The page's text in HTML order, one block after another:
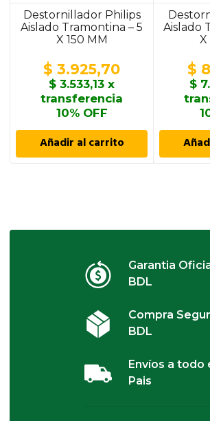
Destornillador Philips
Aislado Tramontina – 5
X 150 MM
$ 3.925,70
$ 3.533,13 x
transferencia
10% OFF
Añadir al carrito
Aislado
X
$
$
Garantia
BDL
Compra
BDL
Envíos a todo
Pais